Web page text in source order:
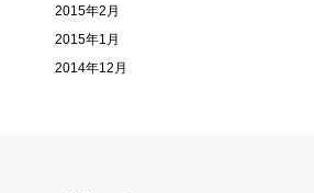
2015年2月
2015年1月
2014年12月